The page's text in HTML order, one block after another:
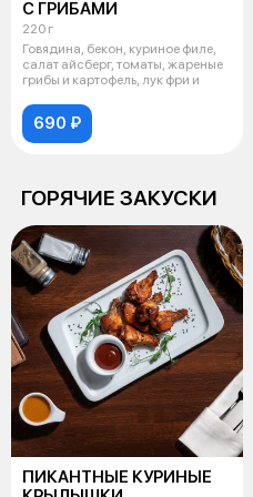
С ГРИБАМИ
220 г
Говядина, бекон, куриное филе,
салат айсберг, томаты, жареные
грибы и картофель, лук фри и
690 ₽
ГОРЯЧИЕ ЗАКУСКИ
ПИКАНТНЫЕ КУРИНЫЕ